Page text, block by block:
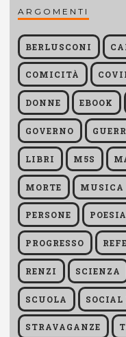
ARGOMENTI
BERLUSCONI
COMICITÀ
DONNE EBOOK
GOVERNO
LIBRI M5S
MORTE MUSICA
PERSONE POESIA
PROGRESSO
RENZI SCIENZA
SCUOLA SOCIAL
STRAVAGANZE